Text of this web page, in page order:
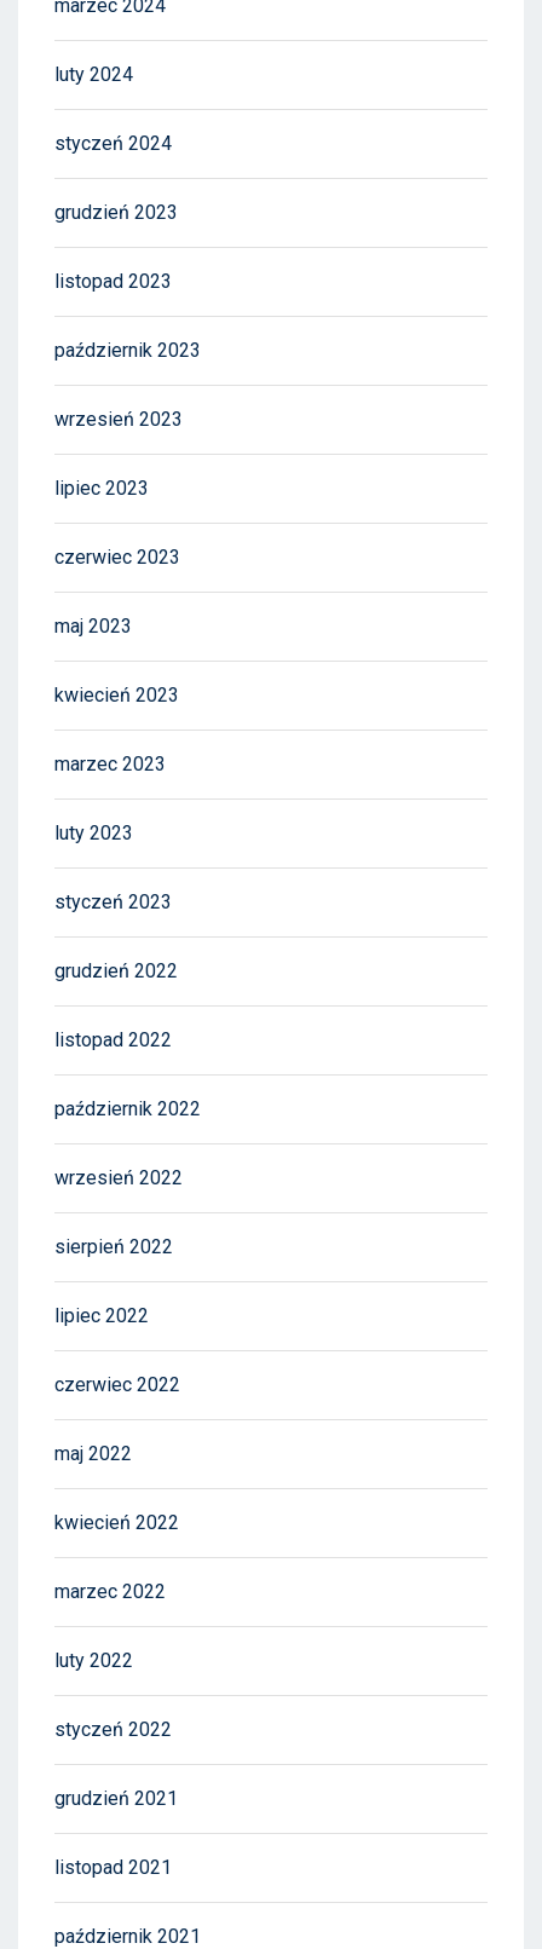
marzec 2024
luty 2024
styczeń 2024
grudzień 2023
listopad 2023
październik 2023
wrzesień 2023
lipiec 2023
czerwiec 2023
maj 2023
kwiecień 2023
marzec 2023
luty 2023
styczeń 2023
grudzień 2022
listopad 2022
październik 2022
wrzesień 2022
sierpień 2022
lipiec 2022
czerwiec 2022
maj 2022
kwiecień 2022
marzec 2022
luty 2022
styczeń 2022
grudzień 2021
listopad 2021
październik 2021